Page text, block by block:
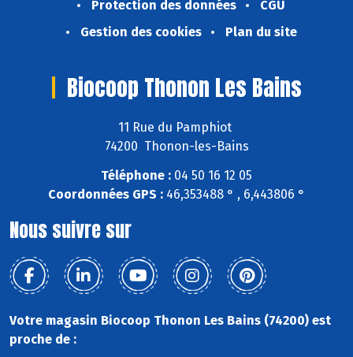
Protection des données
CGU
Gestion des cookies
Plan du site
Biocoop Thonon Les Bains
11 Rue du Pamphiot
74200 Thonon-les-Bains
Téléphone : 04 50 16 12 05
Coordonnées GPS : 46,353488 ° , 6,443806 °
Nous suivre sur
Votre magasin Biocoop Thonon Les Bains (74200) est
proche de :